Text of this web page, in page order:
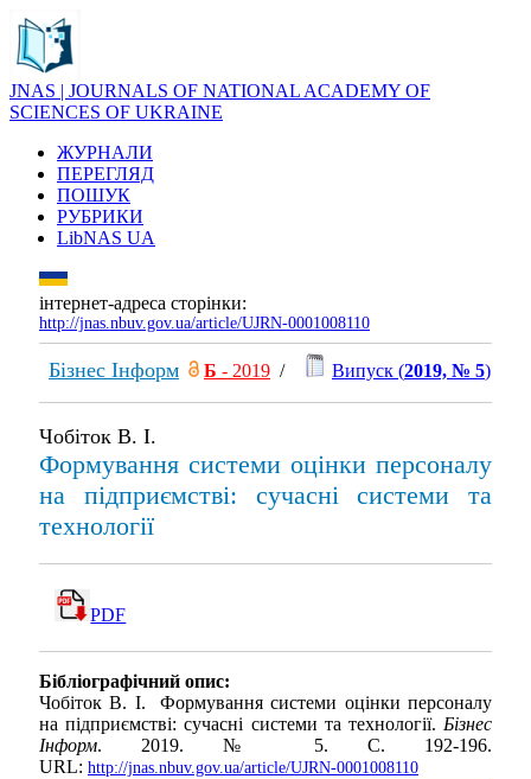
JNAS | JOURNALS OF NATIONAL ACADEMY OF
SCIENCES OF UKRAINE
ЖУРНАЛИ
ПЕРЕГЛЯД
ПОШУК
РУБРИКИ
LibNAS UA
інтернет-адреса сторінки:
http://jnas.nbuv.gov.ua/article/UJRN-0001008110
Бізнес Інформ Б - 2019 / Випуск (2019, № 5)
Чобіток В. І.
Формування системи оцінки персоналу
на підприємстві: сучасні системи та
технології
PDF
Бібліографічний опис:
Чобіток В. І. Формування системи оцінки персоналу
на підприємстві: сучасні системи та технології. Бізнес
Інформ. 2019. № 5. С. 192-196.
URL: http://jnas.nbuv.gov.ua/article/UJRN-0001008110